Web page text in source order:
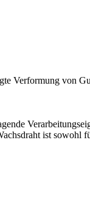
Verformung von
ist sowohl